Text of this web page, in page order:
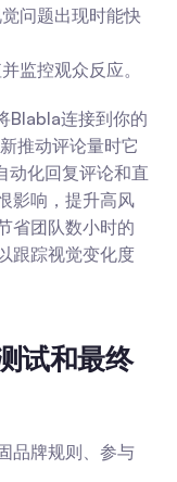
问题出现时能快
监控观众反应。
Blabla连接到你的
推动评论量时它
动化回复评论和直
影响，提升高风
省团队数小时的
跟踪视觉变化度
试和最终
品牌规则、参与